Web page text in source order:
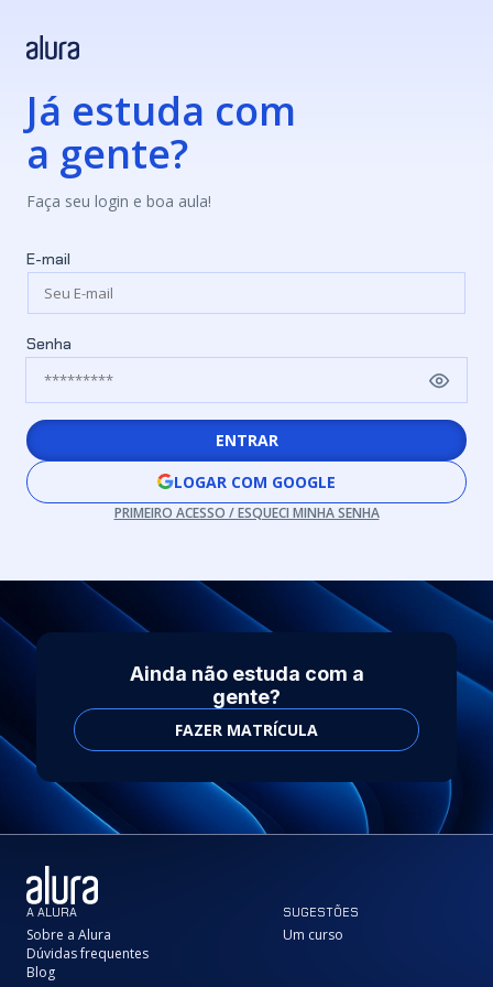
Já estuda com
a gente?
Faça seu login e boa aula!
E-mail
Senha
ENTRAR
LOGAR COM GOOGLE
PRIMEIRO ACESSO / ESQUECI MINHA SENHA
Ainda não estuda com a
gente?
FAZER MATRÍCULA
A ALURA
Sobre a Alura
Dúvidas frequentes
Blog
SUGESTÕES
Um curso